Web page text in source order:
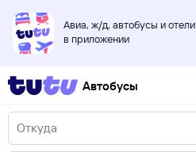
Авиа, ж/д, автобусы и отели
в приложении
Автобусы